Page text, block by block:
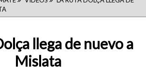
RUTA
DE
NAVEGACIÓN
llega de nuevo a
Mislata